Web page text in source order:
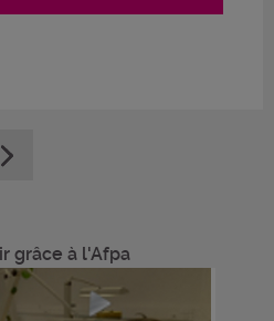
grâce à l'Afpa